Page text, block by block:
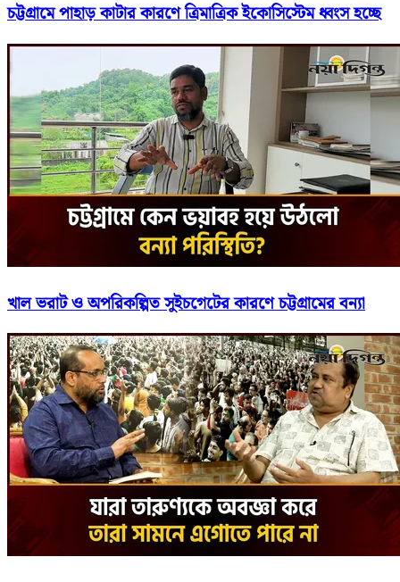
চট্টগ্রামে পাহাড় কাটার কারণে ত্রিমাত্রিক ইকোসিস্টেম ধ্বংস হচ্ছে
খাল ভরাট ও অপরিকল্পিত সুইচগেটের কারণে চট্টগ্রামের বন্যা